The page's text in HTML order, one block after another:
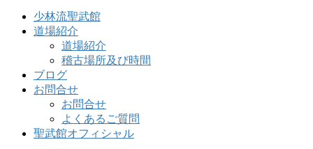
少林流聖武館
道場紹介
道場紹介
稽古場所及び時間
ブログ
お問合せ
お問合せ
よくあるご質問
聖武館オフィシャル